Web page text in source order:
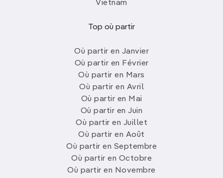
Vietnam
Top où partir
Où partir en Janvier
Où partir en Février
Où partir en Mars
Où partir en Avril
Où partir en Mai
Où partir en Juin
Où partir en Juillet
Où partir en Août
Où partir en Septembre
Où partir en Octobre
Où partir en Novembre